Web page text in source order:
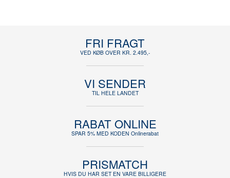
FRI FRAGT
VED KØB OVER KR. 2.495,-
VI SENDER
TIL HELE LANDET
RABAT ONLINE
SPAR 5% MED KODEN Onlinerabat
PRISMATCH
HVIS DU HAR SET EN VARE BILLIGERE